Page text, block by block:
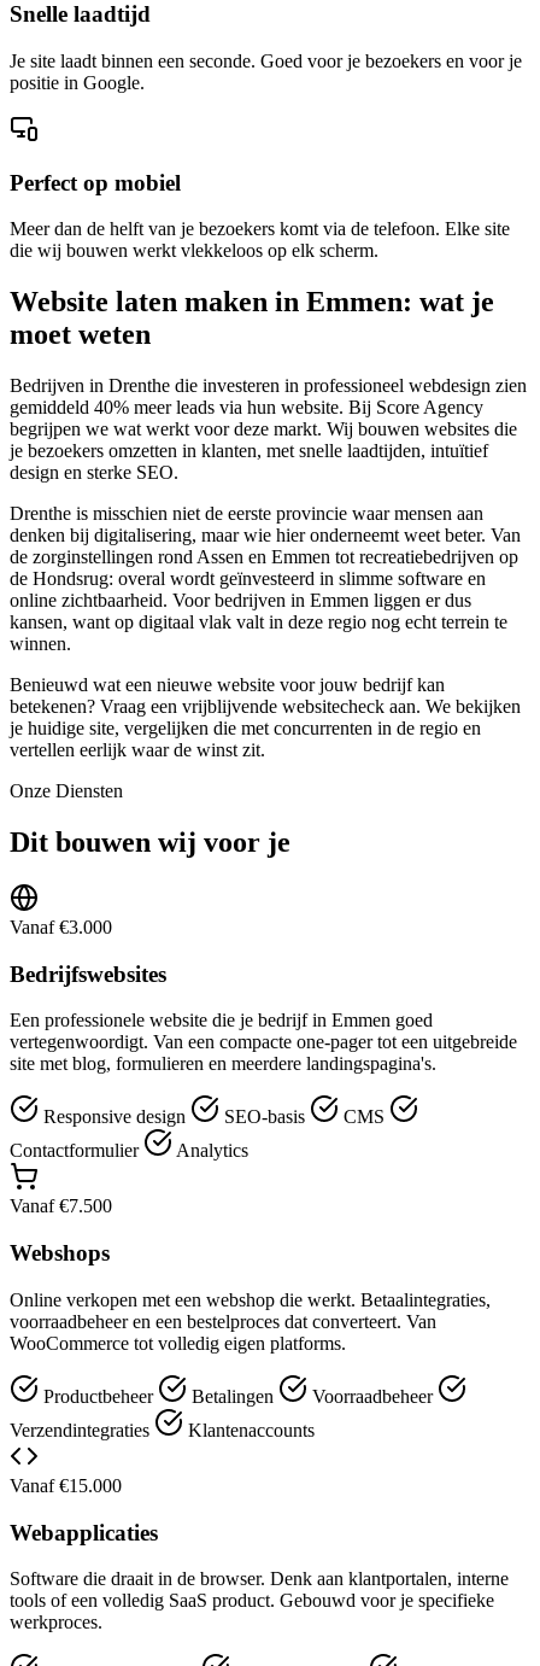
Snelle laadtijd
Je site laadt binnen een seconde. Goed voor je bezoekers en voor je
positie in Google.
Perfect op mobiel
Meer dan de helft van je bezoekers komt via de telefoon. Elke site
die wij bouwen werkt vlekkeloos op elk scherm.
Website laten maken in Emmen: wat je
moet weten
Bedrijven in Drenthe die investeren in professioneel webdesign zien
gemiddeld 40% meer leads via hun website. Bij Score Agency
begrijpen we wat werkt voor deze markt. Wij bouwen websites die
je bezoekers omzetten in klanten, met snelle laadtijden, intuïtief
design en sterke SEO.
Drenthe is misschien niet de eerste provincie waar mensen aan
denken bij digitalisering, maar wie hier onderneemt weet beter. Van
de zorginstellingen rond Assen en Emmen tot recreatiebedrijven op
de Hondsrug: overal wordt geïnvesteerd in slimme software en
online zichtbaarheid. Voor bedrijven in Emmen liggen er dus
kansen, want op digitaal vlak valt in deze regio nog echt terrein te
winnen.
Benieuwd wat een nieuwe website voor jouw bedrijf kan
betekenen? Vraag een vrijblijvende websitecheck aan. We bekijken
je huidige site, vergelijken die met concurrenten in de regio en
vertellen eerlijk waar de winst zit.
Onze Diensten
Dit bouwen wij voor je
Vanaf €3.000
Bedrijfswebsites
Een professionele website die je bedrijf in Emmen goed
vertegenwoordigt. Van een compacte one-pager tot een uitgebreide
site met blog, formulieren en meerdere landingspagina's.
Responsive design SEO-basis
CMS
Contactformulier
Analytics
Vanaf €7.500
Webshops
Online verkopen met een webshop die werkt. Betaalintegraties,
voorraadbeheer en een bestelproces dat converteert. Van
WooCommerce tot volledig eigen platforms.
Productbeheer Betalingen
Voorraadbeheer
Verzendintegraties
Klantenaccounts
Vanaf €15.000
Webapplicaties
Software die draait in de browser. Denk aan klantportalen, interne
tools of een volledig SaaS product. Gebouwd voor je specifieke
werkproces.